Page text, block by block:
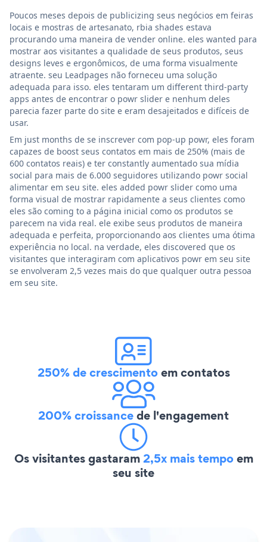
Poucos meses depois de publicizing seus negócios em feiras
locais e mostras de artesanato, rbia shades estava
procurando uma maneira de vender online. eles wanted para
mostrar aos visitantes a qualidade de seus produtos, seus
designs leves e ergonômicos, de uma forma visualmente
atraente. seu Leadpages não forneceu uma solução
adequada para isso. eles tentaram um different third-party
apps antes de encontrar o powr slider e nenhum deles
parecia fazer parte do site e eram desajeitados e difíceis de
usar.
Em just months de se inscrever com pop-up powr, eles foram
capazes de boost seus contatos em mais de 250% (mais de
600 contatos reais) e ter constantly aumentado sua mídia
social para mais de 6.000 seguidores utilizando powr social
alimentar em seu site. eles added powr slider como uma
forma visual de mostrar rapidamente a seus clientes como
eles são coming to a página inicial como os produtos se
parecem na vida real. ele exibe seus produtos de maneira
adequada e perfeita, proporcionando aos clientes uma ótima
experiência no local. na verdade, eles discovered que os
visitantes que interagiram com aplicativos powr em seu site
se envolveram 2,5 vezes mais do que qualquer outra pessoa
em seu site.
250% de crescimentoem contatos
200% croissancede l'engagement
Os visitantes gastaram2,5x mais tempoem
seu site